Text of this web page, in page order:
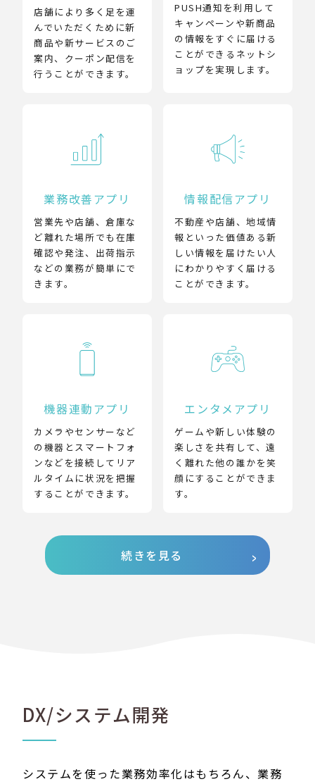
店舗により多く足を運
んでいただくために新
商品や新サービスのご
案内、クーポン配信を
行うことができます。
PUSH通知を利用して
キャンペーンや新商品
の情報をすぐに届ける
ことができるネットシ
ョップを実現します。
業務改善アプリ
営業先や店舗、倉庫な
ど離れた場所でも在庫
確認や発注、出荷指示
などの業務が簡単にで
きます。
情報配信アプリ
不動産や店舗、地域情
報といった価値ある新
しい情報を届けたい人
にわかりやすく届ける
ことができます。
機器連動アプリ
カメラやセンサーなど
の機器とスマートフォ
ンなどを接続してリア
ルタイムに状況を把握
することができます。
エンタメアプリ
ゲームや新しい体験の
楽しさを共有して、遠
く離れた他の誰かを笑
顔にすることができま
す。
続きを見る
DX/システム開発
システムを使った業務効率化はもちろん、業務